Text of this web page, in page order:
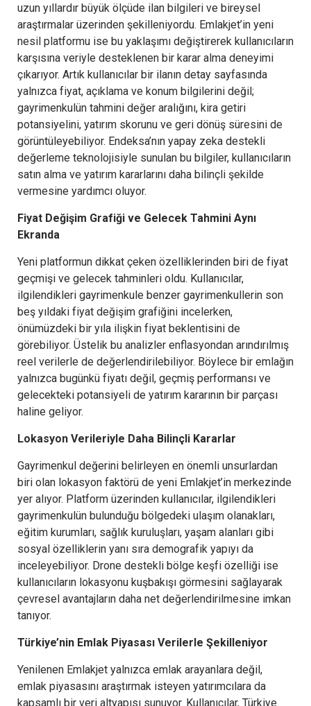
uzun yıllardır büyük ölçüde ilan bilgileri ve bireysel
araştırmalar üzerinden şekilleniyordu. Emlakjet’in yeni
nesil platformu ise bu yaklaşımı değiştirerek kullanıcıların
karşısına veriyle desteklenen bir karar alma deneyimi
çıkarıyor. Artık kullanıcılar bir ilanın detay sayfasında
yalnızca fiyat, açıklama ve konum bilgilerini değil;
gayrimenkulün tahmini değer aralığını, kira getiri
potansiyelini, yatırım skorunu ve geri dönüş süresini de
görüntüleyebiliyor. Endeksa’nın yapay zeka destekli
değerleme teknolojisiyle sunulan bu bilgiler, kullanıcıların
satın alma ve yatırım kararlarını daha bilinçli şekilde
vermesine yardımcı oluyor.
Fiyat Değişim Grafiği ve Gelecek Tahmini Aynı
Ekranda
Yeni platformun dikkat çeken özelliklerinden biri de fiyat
geçmişi ve gelecek tahminleri oldu. Kullanıcılar,
ilgilendikleri gayrimenkule benzer gayrimenkullerin son
beş yıldaki fiyat değişim grafiğini incelerken,
önümüzdeki bir yıla ilişkin fiyat beklentisini de
görebiliyor. Üstelik bu analizler enflasyondan arındırılmış
reel verilerle de değerlendirilebiliyor. Böylece bir emlağın
yalnızca bugünkü fiyatı değil, geçmiş performansı ve
gelecekteki potansiyeli de yatırım kararının bir parçası
haline geliyor.
Lokasyon Verileriyle Daha Bilinçli Kararlar
Gayrimenkul değerini belirleyen en önemli unsurlardan
biri olan lokasyon faktörü de yeni Emlakjet’in merkezinde
yer alıyor. Platform üzerinden kullanıcılar, ilgilendikleri
gayrimenkulün bulunduğu bölgedeki ulaşım olanakları,
eğitim kurumları, sağlık kuruluşları, yaşam alanları gibi
sosyal özelliklerin yanı sıra demografik yapıyı da
inceleyebiliyor. Drone destekli bölge keşfi özelliği ise
kullanıcıların lokasyonu kuşbakışı görmesini sağlayarak
çevresel avantajların daha net değerlendirilmesine imkan
tanıyor.
Türkiye’nin Emlak Piyasası Verilerle Şekilleniyor
Yenilenen Emlakjet yalnızca emlak arayanlara değil,
emlak piyasasını araştırmak isteyen yatırımcılara da
kapsamlı bir veri altyapısı sunuyor. Kullanıcılar, Türkiye